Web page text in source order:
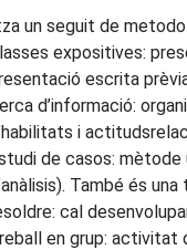
un seguit de
expositives:
escrita
d’informació:
i
de casos:
També és
cal
en grup: activitat